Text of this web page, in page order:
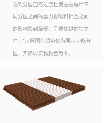
达到分区自然过渡且使左右睡伴不
同分区之间的重力影响和相互之间
的影响降到最低，呈现优越的独立
性。*示例图片颜色仅为展示功能分
区，实际以实物颜色为准。